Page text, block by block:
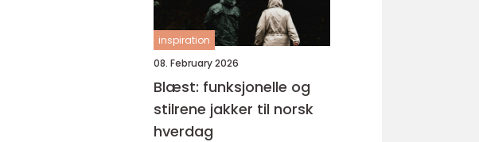
inspiration
08. February 2026
Blæst: funksjonelle og
stilrene jakker til norsk
hverdag